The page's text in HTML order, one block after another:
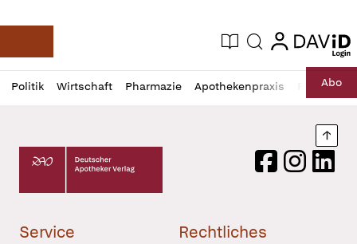
Deutsche Apotheker Zeitung
Aktuelle Ausgabe
Suche login
login
Politik Wirtschaft Pharmazie Apothekenpraxis RechtAbo
Profil
öffnen
Daz
Pur
Deutscher Apotheker Verlag Logo
FacebookInstagram
Service Rechtliches